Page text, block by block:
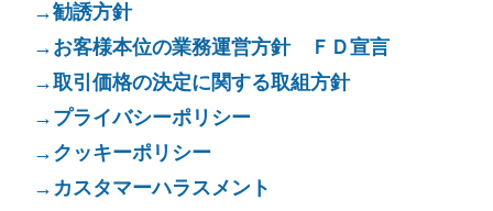
→勧誘方針
→お客様本位の業務運営方針 ＦＤ宣言
→取引価格の決定に関する取組方針
→プライバシーポリシー
→クッキーポリシー
→カスタマーハラスメント